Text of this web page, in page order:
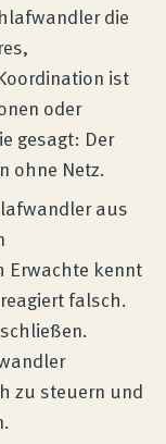
die
ist
oder
gesagt: Der
ohne Netz.
aus
Erwachte kennt
falsch.
zu steuern und